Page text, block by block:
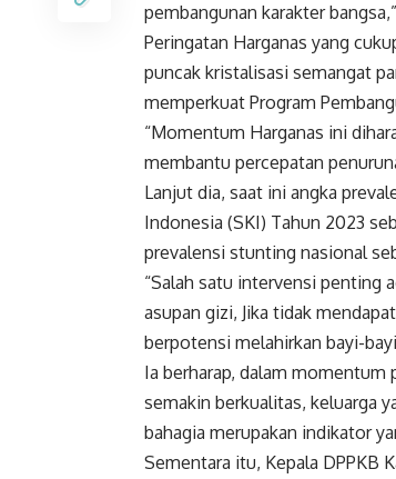
pembangunan karakter
Peringatan Harganas yang
puncak kristalisasi semangat
memperkuat Program
“Momentum Harganas ini
membantu percepatan
Lanjut dia, saat ini angka
Indonesia (SKI) Tahun 2023
prevalensi stunting nasional
“Salah satu intervensi penting
asupan gizi, Jika tidak
berpotensi melahirkan bayi-
Ia berharap, dalam momentum
semakin berkualitas, keluarga
bahagia merupakan indikator
Sementara itu, Kepala DPPKB